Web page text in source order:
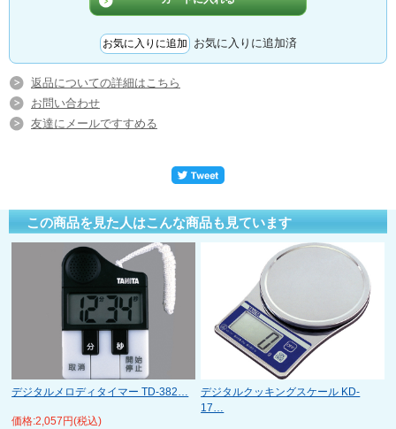
お気に入りに追加済
返品についての詳細はこちら
お問い合わせ
友達にメールですすめる
この商品を見た人はこんな商品も見ています
デジタルメロディタイマー TD-382…
価格:2,057円(税込)
デジタルクッキングスケール KD-
17…